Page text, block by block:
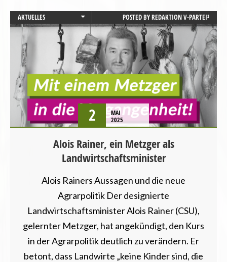
AKTUELLES
LANDWIRTSCHAFT
PRESSEMITTEILUNG
STARTSEITE
TIERSCHUTZ / TIERRECHTE
VEGANISMUS
POSTED BYREDAKTION V-PARTEI³
2
MAI
2025
Alois Rainer, ein Metzger als
Landwirtschaftsminister
Alois Rainers Aussagen und die neue
Agrarpolitik Der designierte
Landwirtschaftsminister Alois Rainer (CSU),
gelernter Metzger, hat angekündigt, den Kurs
in der Agrarpolitik deutlich zu verändern. Er
betont, dass Landwirte „keine Kinder sind, die